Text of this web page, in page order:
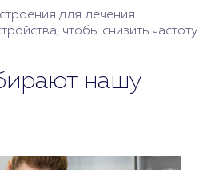
для лечения
чтобы снизить частоту
нашу